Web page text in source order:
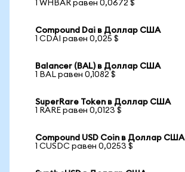
1 WHBAR равен 0,0672 $
Compound Dai в Доллар США
1 CDAI равен 0,025 $
Balancer (BAL) в Доллар США
1 BAL равен 0,1082 $
SuperRare Token в Доллар США
1 RARE равен 0,0123 $
Compound USD Coin в Доллар США
1 CUSDC равен 0,0253 $